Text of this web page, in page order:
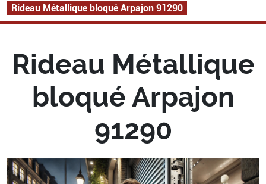
Rideau Métallique bloqué Arpajon 91290
Rideau Métallique
bloqué Arpajon
91290